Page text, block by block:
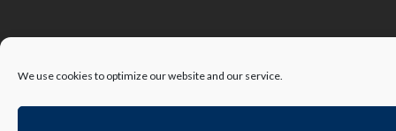
We use cookies to optimize our website and our service.